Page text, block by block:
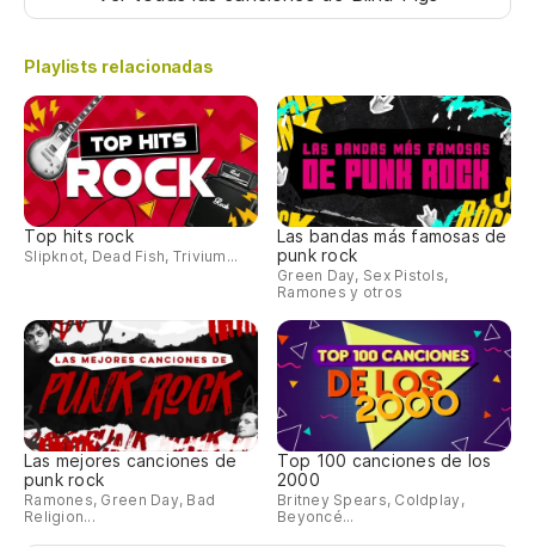
Playlists relacionadas
Top hits rock
Slipknot, Dead Fish, Trivium...
Las bandas más famosas de
punk rock
Green Day, Sex Pistols,
Ramones y otros
Las mejores canciones de
punk rock
Ramones, Green Day, Bad
Religion...
Top 100 canciones de los
2000
Britney Spears, Coldplay,
Beyoncé...